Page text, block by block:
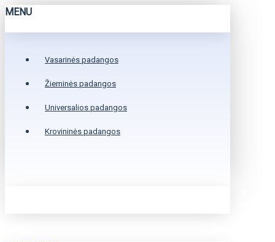
MENU
Vasarinės padangos
Žieminės padangos
Universalios padangos
Krovininės padangos